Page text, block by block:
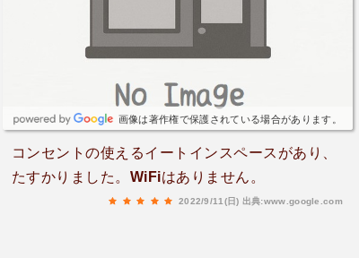
画像は著作権で保護されている場合があります。
コンセントの使えるイートインスペースがあり、
たすかりました。WiFiはありません。
2022/9/11(日) 出典:www.google.com